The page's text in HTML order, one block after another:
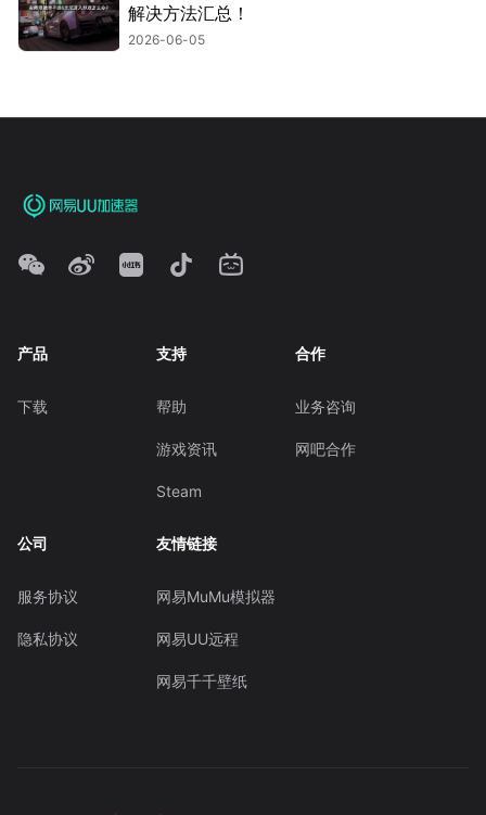
解决方法汇总！
2026-06-05
产品
下载
支持
帮助
游戏资讯
Steam
合作
业务咨询
网吧合作
公司
服务协议
隐私协议
友情链接
网易MuMu模拟器
网易UU远程
网易千千壁纸